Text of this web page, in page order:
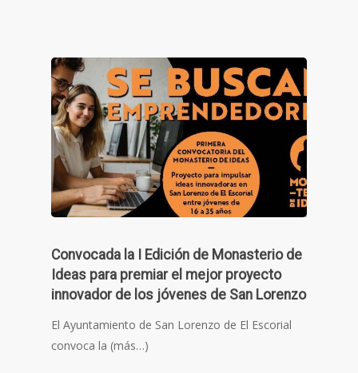
Convocada la I Edición de Monasterio de
Ideas para premiar el mejor proyecto
innovador de los jóvenes de San Lorenzo
El Ayuntamiento de San Lorenzo de El Escorial
convoca la (más…)